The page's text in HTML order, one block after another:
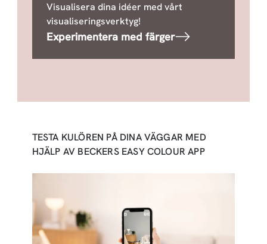
Visualisera dina idéer med vårt
visualiseringsverktyg!
Experimentera med färger
TESTA KULÖREN PÅ DINA VÄGGAR MED
HJÄLP AV BECKERS EASY COLOUR APP